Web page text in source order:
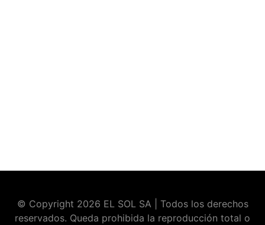
© Copyright 2026 EL SOL SA | Todos los derechos
reservados. Queda prohibida la reproducción total o